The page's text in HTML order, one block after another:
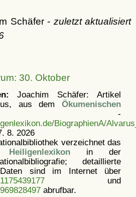
Schäfer - zuletzt aktualisiert
30. Oktober
Joachim Schäfer: Artikel
aus dem Ökumenischen
-
BiographienA/
8. 2026
verzeichnet das
in der
detaillierte
Daten sind im Internet über
und
abrufbar.